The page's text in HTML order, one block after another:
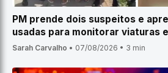
PM prende dois suspeitos e
usadas para monitorar viaturas
Sarah Carvalho • 07/08/2026 • 3 min